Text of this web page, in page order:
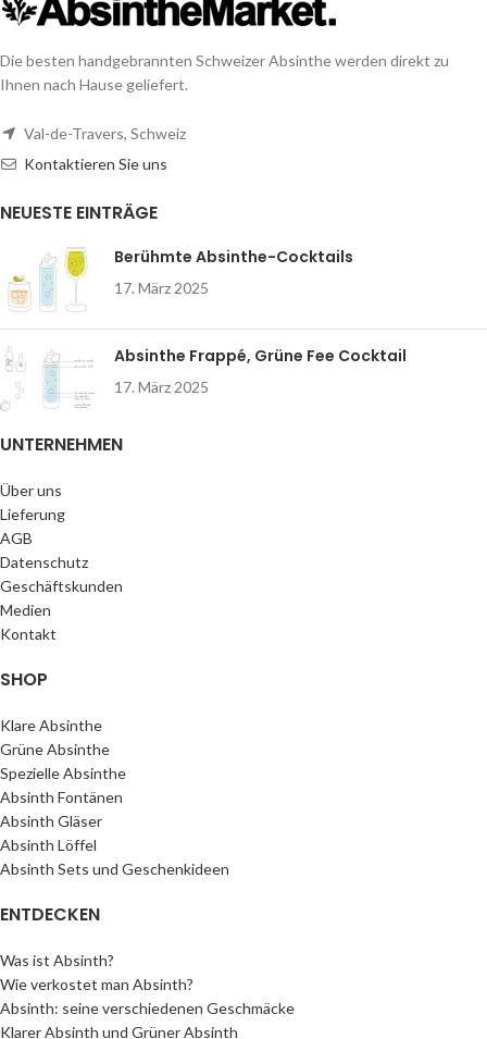
Die besten handgebrannten Schweizer Absinthe werden direkt zu
Ihnen nach Hause geliefert.
Val-de-Travers, Schweiz
Kontaktieren Sie uns
NEUESTE EINTRÄGE
Berühmte Absinthe-Cocktails
17. März 2025
Absinthe Frappé, Grüne Fee Cocktail
17. März 2025
UNTERNEHMEN
Über uns
Lieferung
AGB
Datenschutz
Geschäftskunden
Medien
Kontakt
SHOP
Klare Absinthe
Grüne Absinthe
Spezielle Absinthe
Absinth Fontänen
Absinth Gläser
Absinth Löffel
Absinth Sets und Geschenkideen
ENTDECKEN
Was ist Absinth?
Wie verkostet man Absinth?
Absinth: seine verschiedenen Geschmäcke
Klarer Absinth und Grüner Absinth